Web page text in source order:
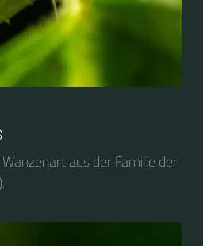
aus der Familie der